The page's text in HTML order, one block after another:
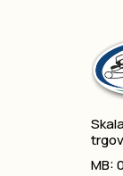
MB: